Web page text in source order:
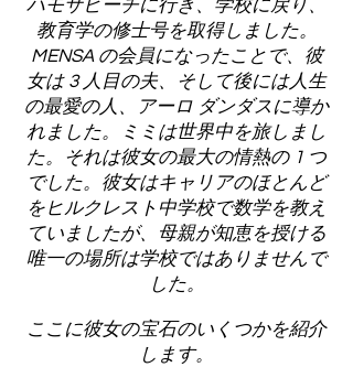
ハモサビーチに行き、学校に戻り、
教育学の修士号を取得しました。
MENSA の会員になったことで、彼
女は 3 人目の夫、そして後には人生
の最愛の人、アーロ ダンダスに導か
れました。ミミは世界中を旅しまし
た。それは彼女の最大の情熱の 1 つ
でした。彼女はキャリアのほとんど
をヒルクレスト中学校で数学を教え
ていましたが、母親が知恵を授ける
唯一の場所は学校ではありませんで
した。
ここに彼女の宝石のいくつかを紹介
します。